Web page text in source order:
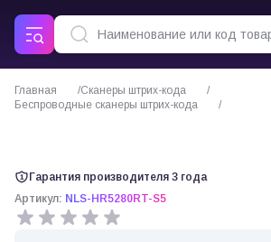
Главная
Сканеры штрих-кода
Беспроводные сканеры штрих-кода
Гарантия производителя 3 года
Артикул: NLS-HR5280RT-S5